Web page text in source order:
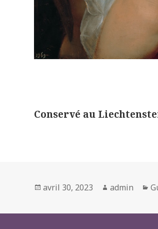
Conservé au
Posted
avril 30, 2023 Author
admin